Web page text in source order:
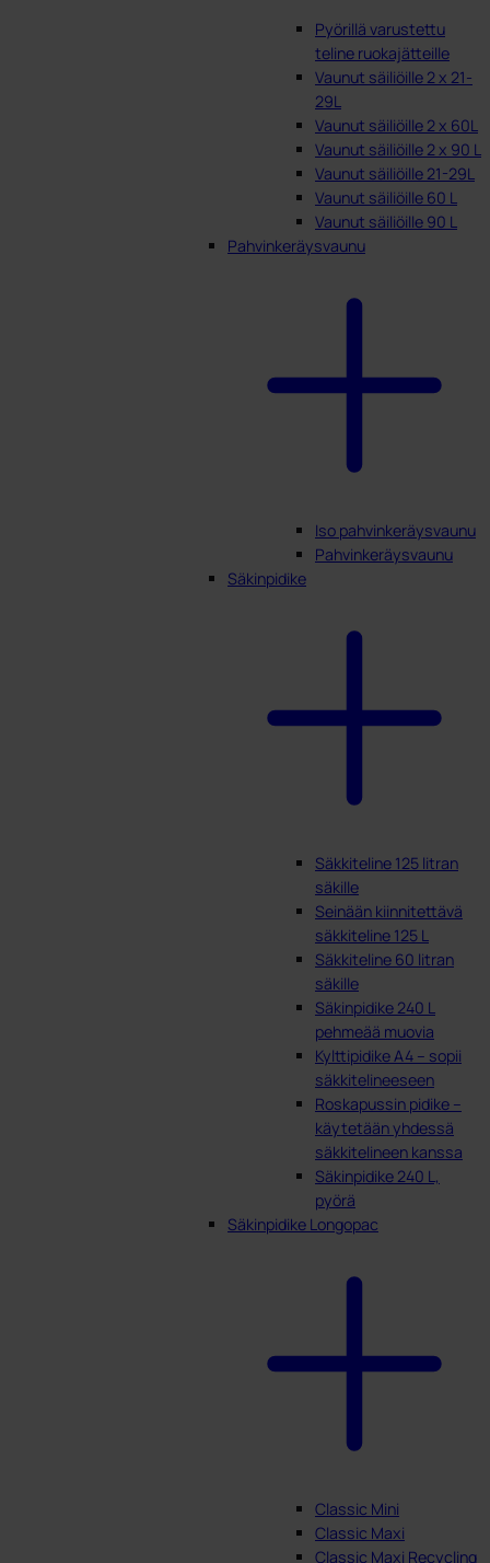
Pyörillä varustettu
teline ruokajätteille
Vaunut säiliöille 2 x 21-
29L
Vaunut säiliöille 2 x 60L
Vaunut säiliöille 2 x 90 L
Vaunut säiliöille 21-29L
Vaunut säiliöille 60 L
Vaunut säiliöille 90 L
Pahvinkeräysvaunu
Iso pahvinkeräysvaunu
Pahvinkeräysvaunu
Säkinpidike
Säkkiteline 125 litran
säkille
Seinään kiinnitettävä
säkkiteline 125 L
Säkkiteline 60 litran
säkille
Säkinpidike 240 L
pehmeää muovia
Kylttipidike A4 – sopii
säkkitelineeseen
Roskapussin pidike –
käytetään yhdessä
säkkitelineen kanssa
Säkinpidike 240 L,
pyörä
Säkinpidike Longopac
Classic Mini
Classic Maxi
Classic Maxi Recycling